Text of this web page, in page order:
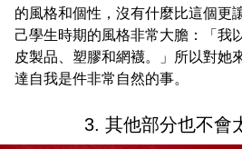
的風格和個性，沒有什麼比這個更
己學生時期的風格非常大膽：「我
皮製品、塑膠和網襪。」所以對她
達自我是件非常自然的事。
3. 其他部分也不會